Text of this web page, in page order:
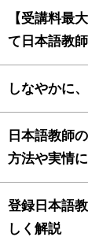
【受講料最
て日本語教
しなやかに
日本語教師
方法や実情
登録日本語
しく解説